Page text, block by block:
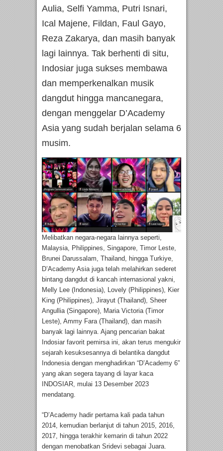
Aulia, Selfi Yamma, Putri Isnari,
Ical Majene, Fildan, Faul Gayo,
Reza Zakarya, dan masih banyak
lagi lainnya. Tak berhenti di situ,
Indosiar juga sukses membawa
dan memperkenalkan musik
dangdut hingga mancanegara,
dengan menggelar D’Academy
Asia yang sudah berjalan selama 6
musim.
Melibatkan negara-negara lainnya seperti,
Malaysia, Philippines, Singapore, Timor Leste,
Brunei Darussalam, Thailand, hingga Turkiye,
D’Academy Asia juga telah melahirkan sederet
bintang dangdut di kancah internasional yakni,
Melly Lee (Indonesia), Lovely (Philippines), Kier
King (Philippines), Jirayut (Thailand), Sheer
Angullia (Singapore), Maria Victoria (Timor
Leste), Ammy Fara (Thailand), dan masih
banyak lagi lainnya. Ajang pencarian bakat
Indosiar favorit pemirsa ini, akan terus mengukir
sejarah kesuksesannya di belantika dangdut
Indonesia dengan menghadirkan “D’Academy 6”
yang akan segera tayang di layar kaca
INDOSIAR, mulai 13 Desember 2023
mendatang.
“D’Academy hadir pertama kali pada tahun
2014, kemudian berlanjut di tahun 2015, 2016,
2017, hingga terakhir kemarin di tahun 2022
dengan menobatkan Sridevi sebagai Juara.